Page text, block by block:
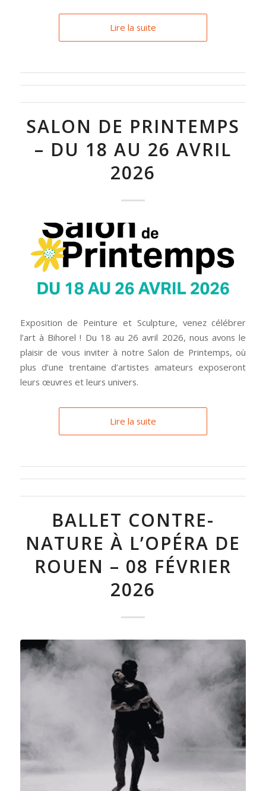
Lire la suite
SALON DE PRINTEMPS
– DU 18 AU 26 AVRIL
2026
Exposition de Peinture et Sculpture, venez célébrer
l’art à Bihorel ! Du 18 au 26 avril 2026, nous avons le
plaisir de vous inviter à notre Salon de Printemps, où
plus d’une trentaine d’artistes amateurs exposeront
leurs œuvres et leurs univers.
Lire la suite
BALLET CONTRE-
NATURE À L’OPÉRA DE
ROUEN – 08 FÉVRIER
2026